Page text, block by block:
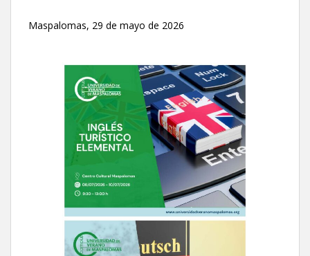
Maspalomas, 29 de mayo de 2026